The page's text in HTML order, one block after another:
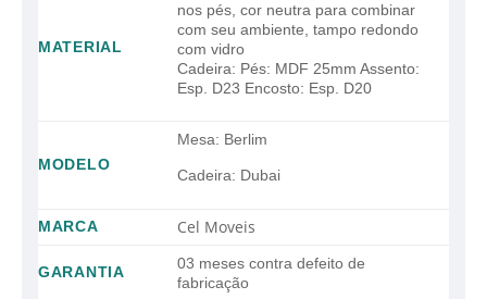
MATERIAL
nos pés, cor neutra para combinar
com seu ambiente, tampo redondo
com vidro
Cadeira: Pés: MDF 25mm Assento:
Esp. D23 Encosto: Esp. D20
MODELO
Mesa: Berlim
Cadeira: Dubai
MARCA Cel Moveis
GARANTIA
03 meses contra defeito de
fabricação